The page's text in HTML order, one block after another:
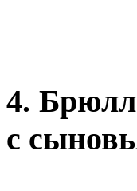
4.
с